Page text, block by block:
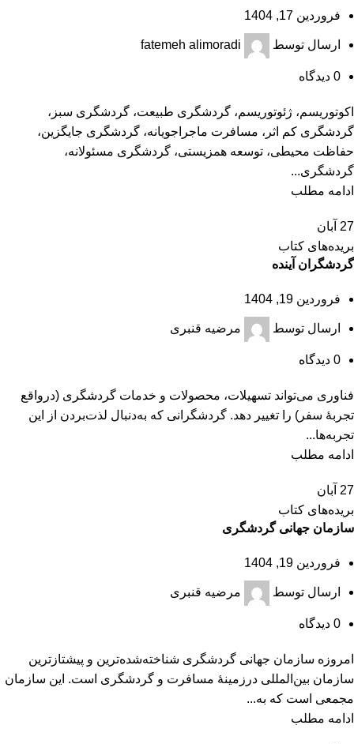
فروردین 17, 1404
ارسال توسط fatemeh alimoradi
0 دیدگاه
اکوتوریسم، ژئوتوریسم، گردشگری طبیعت، گردشگری سبز،
گردشگری کم اثر، مسافرت ماجراجویانه، گردشگری جایگزین،
حفاظت محیطی، توسعه همزیستی، گردشگری مسئولانه،
گردشگری...
ادامه مطلب
27 آبان
بریده‌های کتاب
گردشگران آینده
فروردین 19, 1404
ارسال توسط مرضیه قنبری
0 دیدگاه
فناوری می‌تواند تسهیلات، محصولات و خدمات گردشگری (درواقع
تجربۀ سفر) را تغییر دهد. گردشگرانی که به‌دنبال لذت‌بردن از این
تجربه‌ها...
ادامه مطلب
27 آبان
بریده‌های کتاب
سازمان جهانی گردشگری
فروردین 19, 1404
ارسال توسط مرضیه قنبری
0 دیدگاه
امروزه سازمان جهانی گردشگری شناخته‌شده‌ترین و پیشتازترین
سازمان بین‌المللی درزمینۀ مسافرت و گردشگری است. این سازمان
مجمعی است که به...
ادامه مطلب